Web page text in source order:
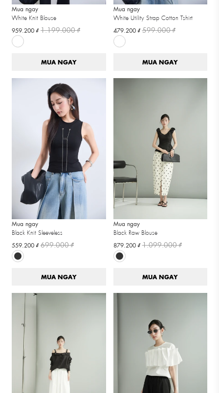
Mua ngay
White Knit Blouse
959.200 ₫1.199.000 ₫
MUA NGAY
Mua ngay
White Utility Strap Cotton Tshirt
479.200 ₫599.000 ₫
MUA NGAY
Mua ngay
Black Knit Sleeveless
559.200 ₫699.000 ₫
MUA NGAY
Mua ngay
Black Raw Blouse
879.200 ₫1.099.000 ₫
MUA NGAY